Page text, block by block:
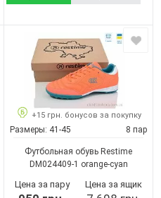
+15 грн. бонусов за покупку
Размеры: 41-45 8 пар
Футбольная обувь Restime
DM024409-1 orange-cyan
Цена за пару Цена за ящик